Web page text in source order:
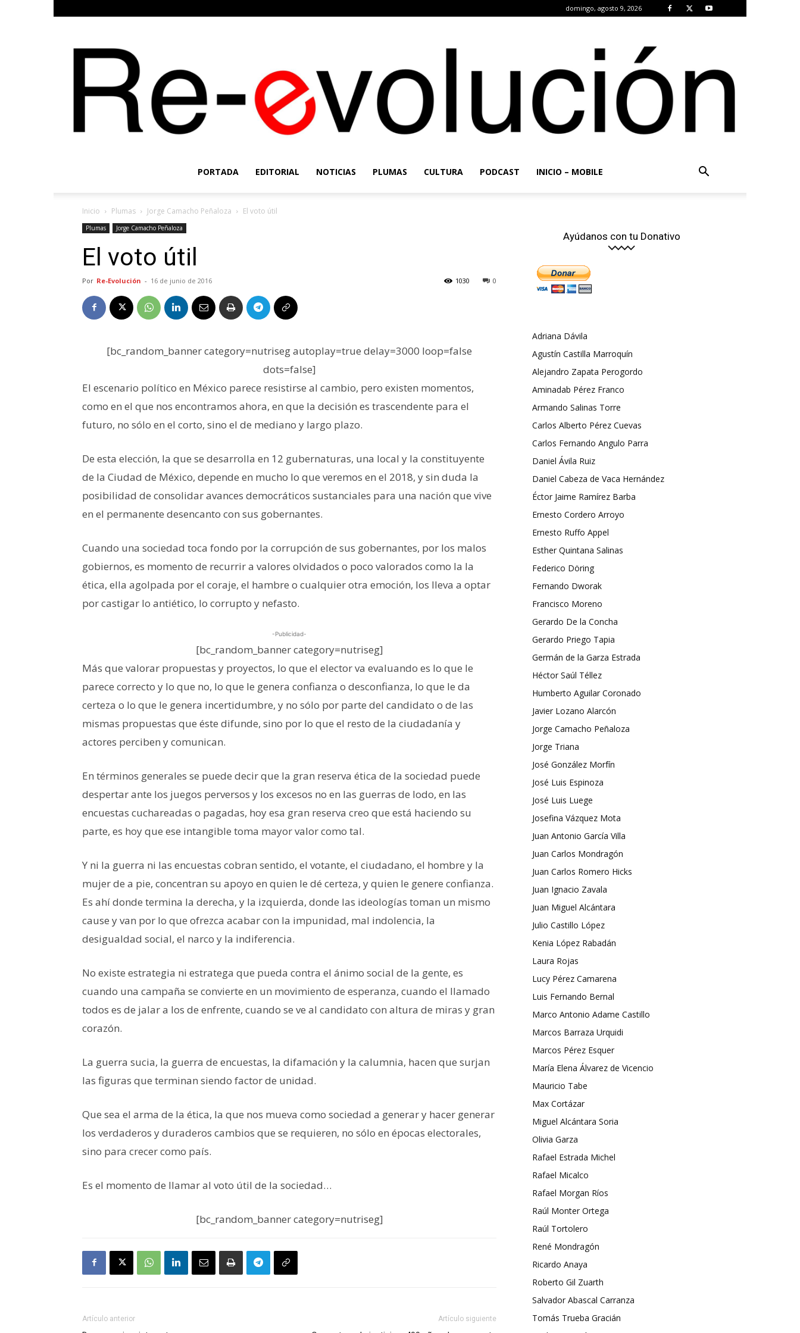
domingo, agosto 9, 2026
PORTADA EDITORIAL NOTICIAS PLUMAS CULTURA PODCAST INICIO – MOBILE
Inicio Plumas Jorge Camacho Peñaloza El voto útil
Plumas Jorge Camacho Peñaloza
El voto útil
Por Re-Evolución - 16 de junio de 2016 0
1030
[bc_random_banner category=nutriseg autoplay=true delay=3000 loop=false
dots=false]
El escenario político en México parece resistirse al cambio, pero existen momentos,
como en el que nos encontramos ahora, en que la decisión es trascendente para el
futuro, no sólo en el corto, sino el de mediano y largo plazo.
De esta elección, la que se desarrolla en 12 gubernaturas, una local y la constituyente
de la Ciudad de México, depende en mucho lo que veremos en el 2018, y sin duda la
posibilidad de consolidar avances democráticos sustanciales para una nación que vive
en el permanente desencanto con sus gobernantes.
Cuando una sociedad toca fondo por la corrupción de sus gobernantes, por los malos
gobiernos, es momento de recurrir a valores olvidados o poco valorados como la la
ética, ella agolpada por el coraje, el hambre o cualquier otra emoción, los lleva a optar
por castigar lo antiético, lo corrupto y nefasto.
-Publicidad-
[bc_random_banner category=nutriseg]
Más que valorar propuestas y proyectos, lo que el elector va evaluando es lo que le
parece correcto y lo que no, lo que le genera confianza o desconfianza, lo que le da
certeza o lo que le genera incertidumbre, y no sólo por parte del candidato o de las
mismas propuestas que éste difunde, sino por lo que el resto de la ciudadanía y
actores perciben y comunican.
En términos generales se puede decir que la gran reserva ética de la sociedad puede
despertar ante los juegos perversos y los excesos no en las guerras de lodo, en las
encuestas cuchareadas o pagadas, hoy esa gran reserva creo que está haciendo su
parte, es hoy que ese intangible toma mayor valor como tal.
Y ni la guerra ni las encuestas cobran sentido, el votante, el ciudadano, el hombre y la
mujer de a pie, concentran su apoyo en quien le dé certeza, y quien le genere confianza.
Es ahí donde termina la derecha, y la izquierda, donde las ideologías toman un mismo
cause y van por lo que ofrezca acabar con la impunidad, mal indolencia, la
desigualdad social, el narco y la indiferencia.
No existe estrategia ni estratega que pueda contra el ánimo social de la gente, es
cuando una campaña se convierte en un movimiento de esperanza, cuando el llamado
todos es de jalar a los de enfrente, cuando se ve al candidato con altura de miras y gran
corazón.
La guerra sucia, la guerra de encuestas, la difamación y la calumnia, hacen que surjan
las figuras que terminan siendo factor de unidad.
Que sea el arma de la ética, la que nos mueva como sociedad a generar y hacer generar
los verdaderos y duraderos cambios que se requieren, no sólo en épocas electorales,
sino para crecer como país.
Es el momento de llamar al voto útil de la sociedad…
[bc_random_banner category=nutriseg]
Artículo anterior Artículo siguiente
Ayúdanos con tu Donativo
Adriana Dávila
Agustín Castilla Marroquín
Alejandro Zapata Perogordo
Aminadab Pérez Franco
Armando Salinas Torre
Carlos Alberto Pérez Cuevas
Carlos Fernando Angulo Parra
Daniel Ávila Ruiz
Daniel Cabeza de Vaca Hernández
Éctor Jaime Ramírez Barba
Ernesto Cordero Arroyo
Ernesto Ruffo Appel
Esther Quintana Salinas
Federico Döring
Fernando Dworak
Francisco Moreno
Gerardo De la Concha
Gerardo Priego Tapia
Germán de la Garza Estrada
Héctor Saúl Téllez
Humberto Aguilar Coronado
Javier Lozano Alarcón
Jorge Camacho Peñaloza
Jorge Triana
José González Morfín
José Luis Espinoza
José Luis Luege
Josefina Vázquez Mota
Juan Antonio García Villa
Juan Carlos Mondragón
Juan Carlos Romero Hicks
Juan Ignacio Zavala
Juan Miguel Alcántara
Julio Castillo López
Kenia López Rabadán
Laura Rojas
Lucy Pérez Camarena
Luis Fernando Bernal
Marco Antonio Adame Castillo
Marcos Barraza Urquidi
Marcos Pérez Esquer
María Elena Álvarez de Vicencio
Mauricio Tabe
Max Cortázar
Miguel Alcántara Soria
Olivia Garza
Rafael Estrada Michel
Rafael Micalco
Rafael Morgan Ríos
Raúl Monter Ortega
Raúl Tortolero
René Mondragón
Ricardo Anaya
Roberto Gil Zuarth
Salvador Abascal Carranza
Tomás Trueba Gracián